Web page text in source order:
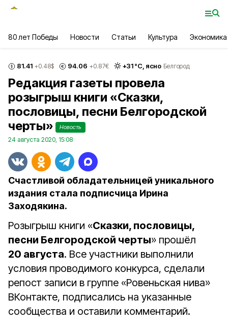
80 лет Победы Новости Статьи Культура Экономика
81.41 +0.48$ 94.06 +0.87€ +31°С, ясно Белгород
Редакция газеты провела
розыгрыш книги «Сказки,
пословицы, песни Белгородской
черты»
Новость
24 августа 2020, 15:08
Счастливой обладательницей уникального
издания стала подписчица Ирина
Заходякина.
Розыгрыш книги «Сказки, пословицы,
песни Белгородской черты» прошёл
20 августа. Все участники выполнили
условия проводимого конкурса, сделали
репост записи в группе «Ровеньская нива»
ВКонтакте, подписались на указанные
сообщества и оставили комментарий.